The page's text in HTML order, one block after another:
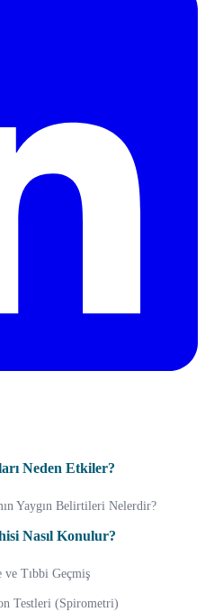
Neden Etkiler?
Yaygın Belirtileri Nelerdir?
Nasıl Konulur?
ve Tıbbi Geçmiş
Testleri (Spirometri)